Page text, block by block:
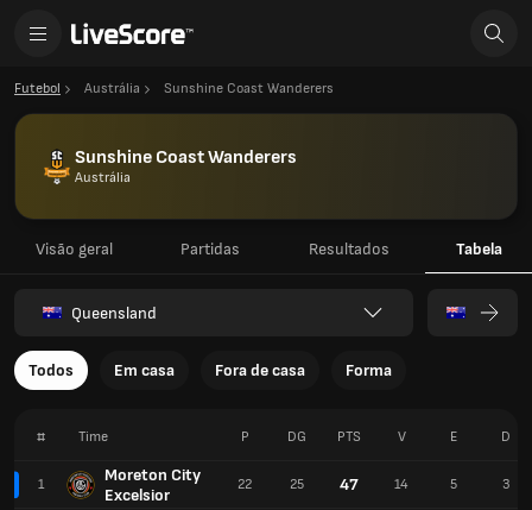
Futebol Austrália Sunshine Coast Wanderers
Sunshine Coast Wanderers
Austrália
Visão geral Partidas Resultados Tabela
Queensland
Todos Em casa Fora de casa Forma
# Time
1
Moreton City
Excelsior
P DG PTS V E D
22 25 47 14 5 3